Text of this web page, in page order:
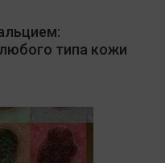
типа кожи